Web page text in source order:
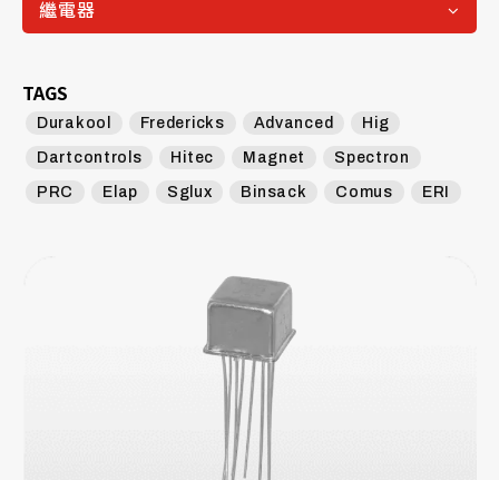
繼電器
TAGS
Durakool Fredericks Advanced Hig
Dartcontrols Hitec Magnet Spectron
PRC Elap Sglux Binsack Comus ERI